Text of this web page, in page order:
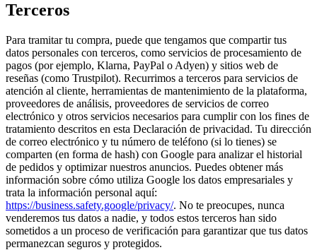
Terceros
Para tramitar tu compra, puede que tengamos que compartir tus
datos personales con terceros, como servicios de procesamiento de
pagos (por ejemplo, Klarna, PayPal o Adyen) y sitios web de
reseñas (como Trustpilot). Recurrimos a terceros para servicios de
atención al cliente, herramientas de mantenimiento de la plataforma,
proveedores de análisis, proveedores de servicios de correo
electrónico y otros servicios necesarios para cumplir con los fines de
tratamiento descritos en esta Declaración de privacidad. Tu dirección
de correo electrónico y tu número de teléfono (si lo tienes) se
comparten (en forma de hash) con Google para analizar el historial
de pedidos y optimizar nuestros anuncios. Puedes obtener más
información sobre cómo utiliza Google los datos empresariales y
trata la información personal aquí:
https://business.safety.google/privacy/. No te preocupes, nunca
venderemos tus datos a nadie, y todos estos terceros han sido
sometidos a un proceso de verificación para garantizar que tus datos
permanezcan seguros y protegidos.